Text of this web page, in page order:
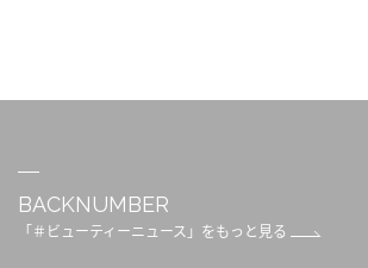
BACKNUMBER
「＃ビューティーニュース」をもっと見る